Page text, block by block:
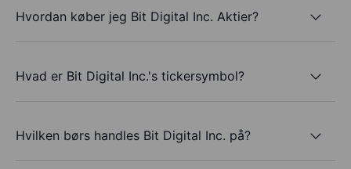
Hvordan køber jeg Bit Digital Inc. Aktier?
Hvad er Bit Digital Inc.'s tickersymbol?
Hvilken børs handles Bit Digital Inc. på?